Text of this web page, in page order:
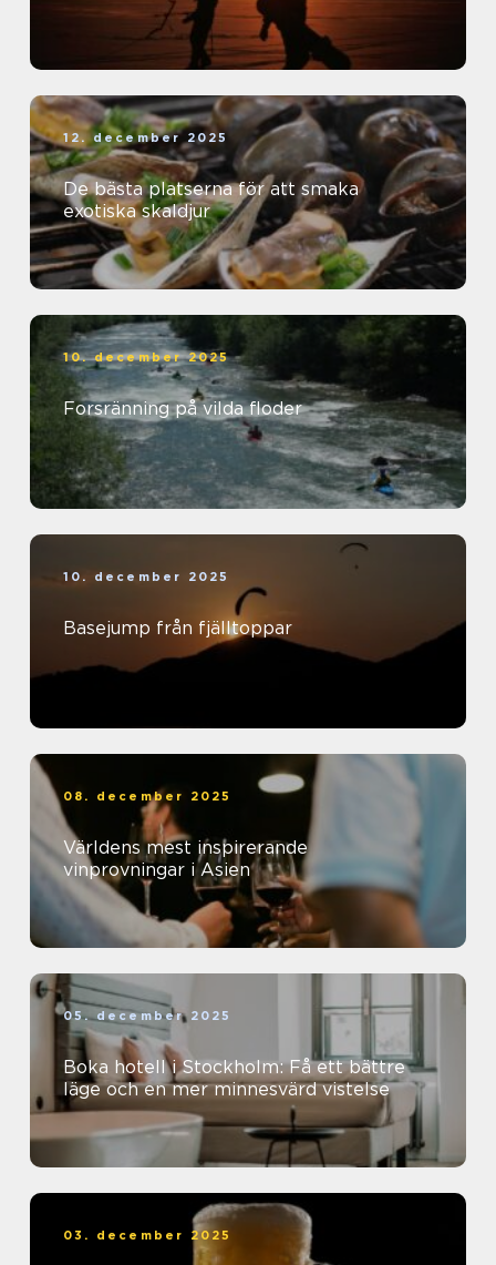
12. december 2025
De bästa platserna för att smaka
exotiska skaldjur
10. december 2025
Forsränning på vilda floder
10. december 2025
Basejump från fjälltoppar
08. december 2025
Världens mest inspirerande
vinprovningar i Asien
05. december 2025
Boka hotell i Stockholm: Få ett bättre
läge och en mer minnesvärd vistelse
03. december 2025